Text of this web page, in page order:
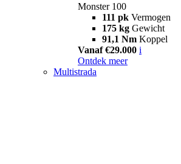
Monster 100
111 pk Vermogen
175 kg Gewicht
91,1 Nm Koppel
Vanaf €29.000 i
Ontdek meer
Multistrada